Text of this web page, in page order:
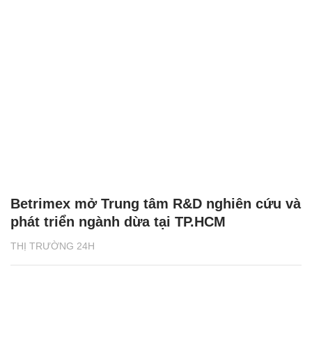
THỊ TRƯỜNG 24H
Betrimex mở Trung tâm R&D nghiên cứu và
phát triển ngành dừa tại TP.HCM